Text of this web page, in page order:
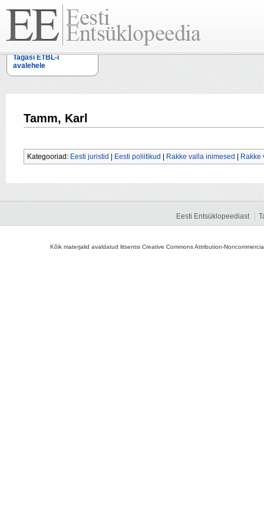
Tagasi ETBL-i
avalehele
Tamm, Karl
Kategooriad: Eesti juristid Eesti poliitikud Rakke valla inimesed Rakke
Eesti Entsüklopeediast
Kõik materjalid avaldatud litsentsi Creative Commons Attribution-